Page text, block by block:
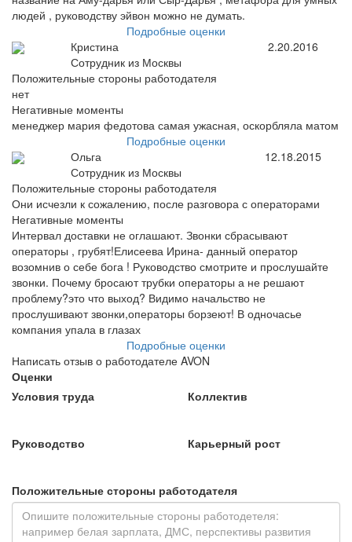
людей , руководству эйвон можно не думать.
Подробные оценки
Кристина
Сотрудник из Москвы
2.20.2016
Положительные стороны работодателя
нет
Негативные моменты
менеджер мария федотова самая ужасная, оскорбляла матом
Подробные оценки
Ольга
Сотрудник из Москвы
12.18.2015
Положительные стороны работодателя
Они исчезли к сожалению, после разговора с операторами
Негативные моменты
Интервал доставки не оглашают. Звонки сбрасывают
операторы , грубят!Елисеева Ирина- данный оператор
возомнив о себе бога ! Руководство смотрите и прослушайте
звонки. Почему бросают трубки операторы а не решают
проблему?это что выход? Видимо начальство не
прослушивают звонки,операторы борзеют! В одночасье
компания упала в глазах
Подробные оценки
Написать отзыв о работодателе AVON
Оценки
Условия труда
Коллектив
Руководство Карьерный рост
Положительные стороны работодателя